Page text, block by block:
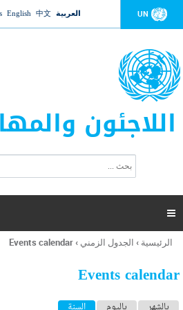
to navigation UN العربية 中文
English
اللاجئون
ت
ر
ل
ح
ب

أنت
هنا
الرئيسية › الجدول الزمني ›
Events calendar
Events calendar